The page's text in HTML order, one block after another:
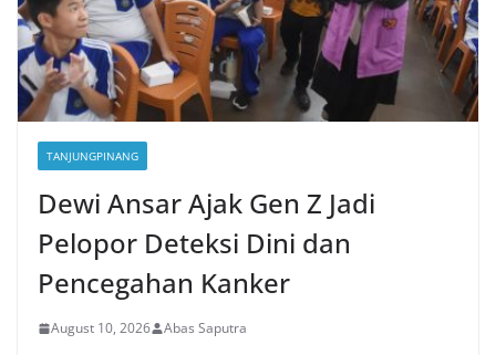
TANJUNGPINANG
Dewi Ansar Ajak Gen Z Jadi
Pelopor Deteksi Dini dan
Pencegahan Kanker
August 10, 2026 Abas Saputra